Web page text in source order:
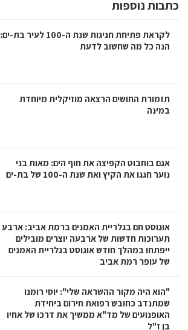
כתבות נוספות
לקראת פתיחת חגיגות שנת ה-100 לעיר בת-ים:
הנה כל מה שחשוב לדעת
תזמורת החושים הרצאה מוזיקלית מיוחדת
במינה
אגם בוחבוט הקפיצה את חוף הים: מאות בני
נוער חגגו את הקיץ ואת שנת ה-100 של בת-ים
אוגוסט חם בגלריית האמנים ברמת אביב: ארבע
תערוכות חדשות של ארבעה יוצרים מובילים
ייפתחו במהלך חודש אוגוסט בגלריית האמנים
של עופר רמת אביב
"הוא היה מקור ההשראה שלי": יוסי רומנו
שמתנדב כחובש רפואת חירום ביחידת
האופנועים של מד"א ממשיך את דרכו של אחיו
בן ז"ל